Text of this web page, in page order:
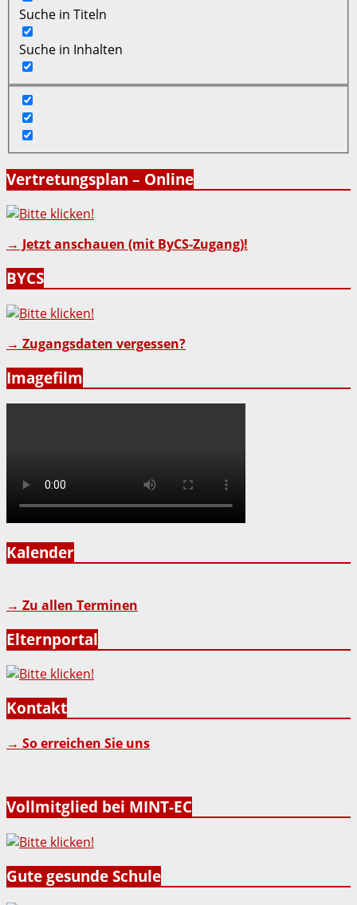
Suche in Titeln
Suche in Inhalten
Vertretungsplan – Online
→ Jetzt anschauen (mit ByCS-Zugang)!
BYCS
→ Zugangsdaten vergessen?
Imagefilm
Kalender
→ Zu allen Terminen
Elternportal
Kontakt
→ So erreichen Sie uns
Vollmitglied bei MINT-EC
Gute gesunde Schule